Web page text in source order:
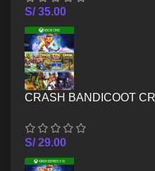
S/35.00
CRASH BANDICOOT
S/29.00